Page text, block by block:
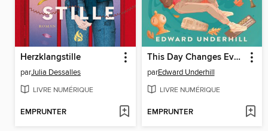
Herzklangstille
parJulia Dessalles
LIVRE NUMÉRIQUE
EMPRUNTER
This Day Changes Everything
parEdward Underhill
LIVRE NUMÉRIQUE
EMPRUNTER